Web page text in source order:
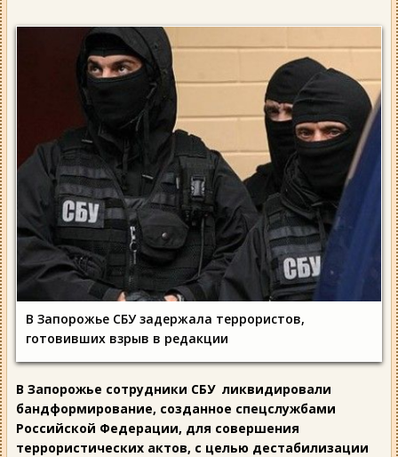
В Запорожье СБУ задержала террористов,
готовивших взрыв в редакции
В Запорожье сотрудники СБУ ликвидировали
бандформирование, созданное спецслужбами
Российской Федерации, для совершения
террористических актов, с целью дестабилизации